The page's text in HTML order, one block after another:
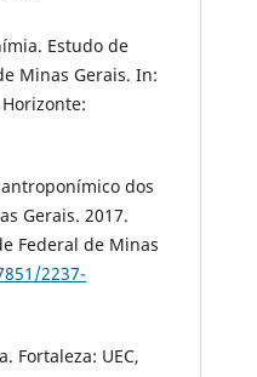
Estudo de
Minas Gerais. In:
dos
Gerais. 2017.
Federal de Minas
2237-
Fortaleza: UEC,